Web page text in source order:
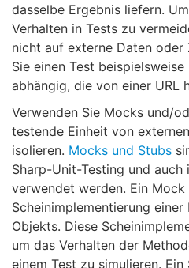
dasselbe Ergebnis liefern.
Verhalten in Tests zu
nicht auf externe Daten oder
Sie einen Test
abhängig, die von einer URL
Verwenden Sie Mocks und/
testende Einheit von
isolieren. Mocks und Stubs
Sharp-Unit-Testing und auch
verwendet werden. Ein Mock
Scheinimplementierung
Objekts. Diese
um das Verhalten der
einem Test zu simulieren.